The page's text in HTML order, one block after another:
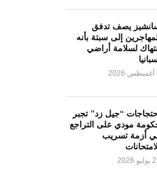
يصف تدفق
إلى سبتة بأنه
لسلامة أراضي
“جيل زد” تجبر
مودي على التراجع
أزمة تسريب
2026